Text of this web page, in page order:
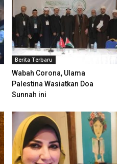
Berita Terbaru
Wabah Corona, Ulama
Palestina Wasiatkan Doa
Sunnah ini